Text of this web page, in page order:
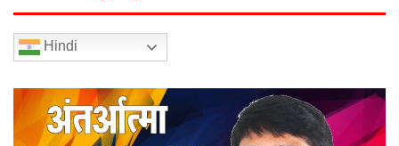
Hindi